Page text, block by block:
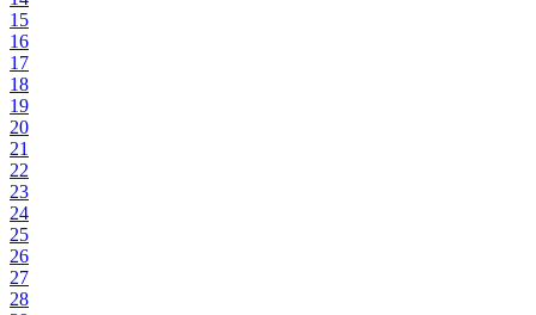
15
16
17
18
19
20
21
22
23
24
25
26
27
28